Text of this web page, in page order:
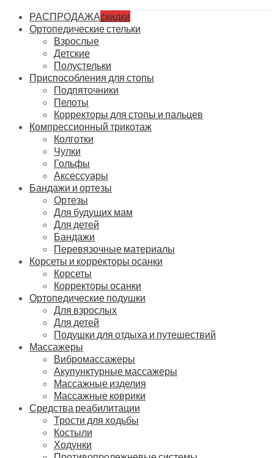
РАСПРОДАЖАскидки
Ортопедические стельки
Взрослые
Детские
Полустельки
Приспособления для стопы
Подпяточники
Пелоты
Корректоры для стопы и пальцев
Компрессионный трикотаж
Колготки
Чулки
Гольфы
Аксессуары
Бандажи и ортезы
Ортезы
Для будущих мам
Для детей
Бандажи
Перевязочные материалы
Корсеты и корректоры осанки
Корсеты
Корректоры осанки
Ортопедические подушки
Для взрослых
Для детей
Подушки для отдыха и путешествий
Массажеры
Вибромассажеры
Акупунктурные массажеры
Массажные изделия
Массажные коврики
Средства реабилитации
Трости для ходьбы
Костыли
Ходунки